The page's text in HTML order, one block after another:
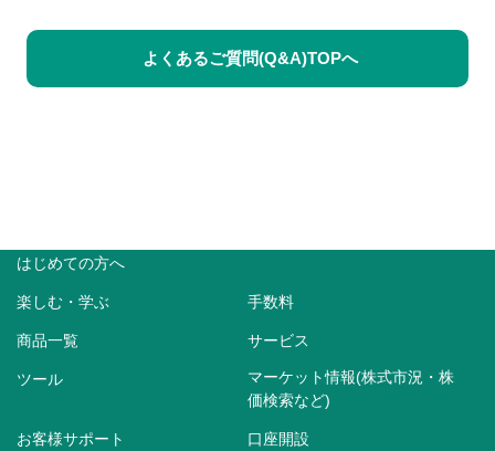
よくあるご質問(Q&A)TOPへ
はじめての方へ
楽しむ・学ぶ 手数料
商品一覧 サービス
ツール
マーケット情報(株式市況・株
価検索など)
お客様サポート 口座開設